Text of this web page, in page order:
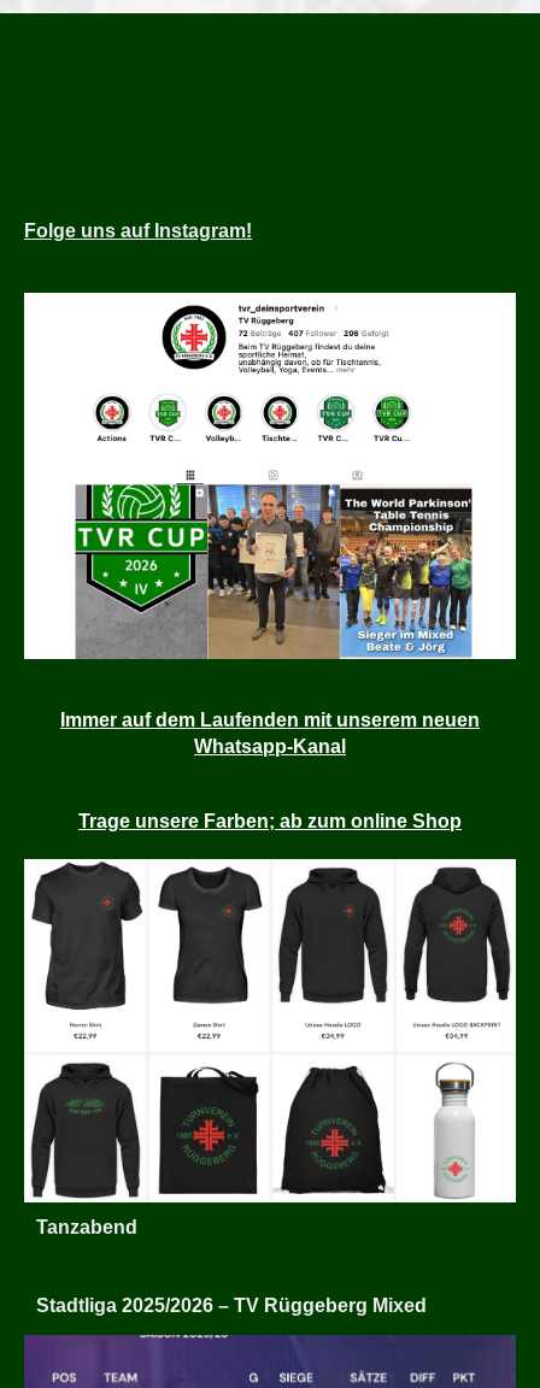
Folge uns auf Instagram!
Immer auf dem Laufenden mit unserem neuen
Whatsapp-Kanal
Trage unsere Farben; ab zum online Shop
Tanzabend
Stadtliga 2025/2026 – TV Rüggeberg Mixed